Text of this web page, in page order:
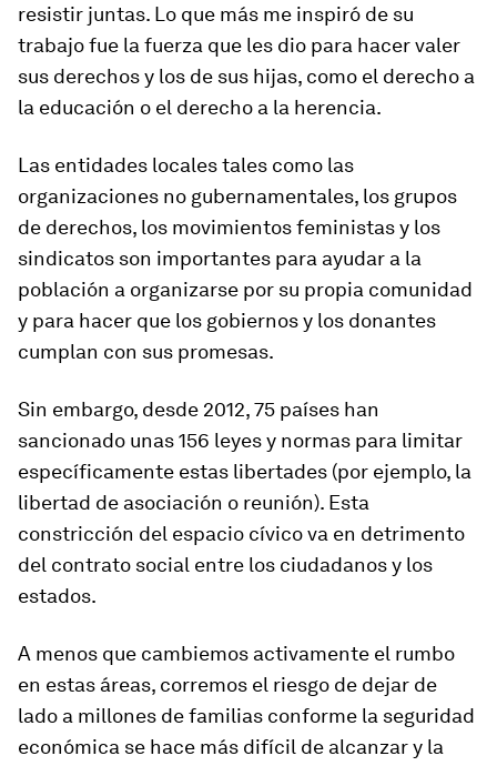
resistir juntas. Lo que más me inspiró de su
trabajo fue la fuerza que les dio para hacer valer
sus derechos y los de sus hijas, como el derecho a
la educación o el derecho a la herencia.
Las entidades locales tales como las
organizaciones no gubernamentales, los grupos
de derechos, los movimientos feministas y los
sindicatos son importantes para ayudar a la
población a organizarse por su propia comunidad
y para hacer que los gobiernos y los donantes
cumplan con sus promesas.
Sin embargo, desde 2012, 75 países han
sancionado unas 156 leyes y normas para limitar
específicamente estas libertades (por ejemplo, la
libertad de asociación o reunión). Esta
constricción del espacio cívico va en detrimento
del contrato social entre los ciudadanos y los
estados.
A menos que cambiemos activamente el rumbo
en estas áreas, corremos el riesgo de dejar de
lado a millones de familias conforme la seguridad
económica se hace más difícil de alcanzar y la